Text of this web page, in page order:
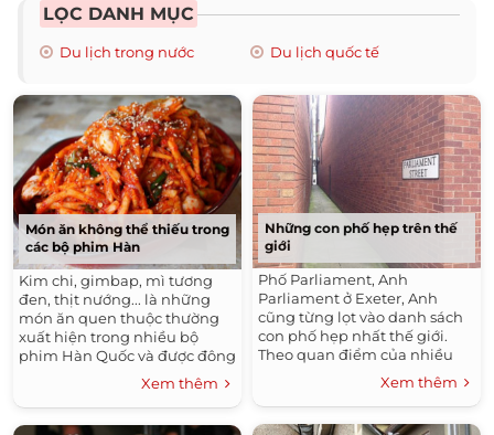
LỌC DANH MỤC
Du lịch trong nước Du lịch quốc tế
Món ăn không thể thiếu trong
các bộ phim Hàn
Kim chi, gimbap, mì tương
đen, thịt nướng... là những
món ăn quen thuộc thường
xuất hiện trong nhiều bộ
phim Hàn Quốc và được đông
đảo khán giả Việt ưa thích.
Xem thêm
Những con phố hẹp trên thế
giới
Phố Parliament, Anh
Parliament ở Exeter, Anh
cũng từng lọt vào danh sách
con phố hẹp nhất thế giới.
Theo quan điểm của nhiều
du khách, nơi này đúng chất
Xem thêm